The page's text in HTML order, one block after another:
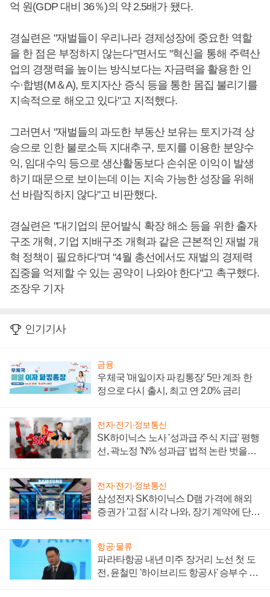
억 원(GDP 대비 36％)의 약 2.5배가 됐다.
경실련은 "재벌들이 우리나라 경제성장에 중요한 역할
을 한 점은 부정하지 않는다"면서도 "혁신을 통해 주력산
업의 경쟁력을 높이는 방식보다는 자금력을 활용한 인
수·합병(M＆A), 토지자산 증식 등을 통한 몸집 불리기를
지속적으로 해오고 있다"고 지적했다.
그러면서 "재벌들의 과도한 부동산 보유는 토지가격 상
승으로 인한 불로소득 지대추구, 토지를 이용한 분양수
익, 임대수익 등으로 생산활동보다 손쉬운 이익이 발생
하기 때문으로 보이는데 이는 지속 가능한 성장을 위해
선 바람직하지 않다"고 비판했다.
경실련은 "대기업의 문어발식 확장 해소 등을 위한 출자
구조 개혁, 기업 지배구조 개혁과 같은 근본적인 재벌 개
혁 정책이 필요하다"며 "4월 총선에서도 재벌의 경제력
집중을 억제할 수 있는 공약이 나와야 한다"고 촉구했다.
조장우 기자
인기기사
금융
우체국 '매일이자 파킹통장' 5만 계좌 한
정으로 다시 출시, 최고 연 2.0% 금리
전자·전기·정보통신
SK하이닉스 노사 '성과급 주식 지급' 평행
선, 곽노정 'N% 성과급' 법적 논란 벗을지
전자·전기·정보통신
삼성전자 SK하이닉스 D램 가격에 해외
증권가 '고점' 시각 나와, 장기 계약에 단점
항공·물류
파라타항공 내년 미주 장거리 노선 첫 도
전, 윤철민 '하이브리드 항공사' 승부수 통